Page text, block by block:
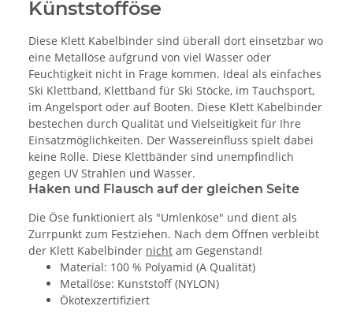
Künststofföse
Diese Klett Kabelbinder sind überall dort einsetzbar wo
eine Metallöse aufgrund von viel Wasser oder
Feuchtigkeit nicht in Frage kommen. Ideal als einfaches
Ski Klettband, Klettband für Ski Stöcke, im Tauchsport,
im Angelsport oder auf Booten. Diese Klett Kabelbinder
bestechen durch Qualität und Vielseitigkeit für Ihre
Einsatzmöglichkeiten. Der Wassereinfluss spielt dabei
keine Rolle. Diese Klettbänder sind unempfindlich
gegen UV Strahlen und Wasser.
Haken und Flausch auf der gleichen Seite
Die Öse funktioniert als "Umlenköse" und dient als
Zurrpunkt zum Festziehen. Nach dem Öffnen verbleibt
der Klett Kabelbinder nicht am Gegenstand!
Material: 100 % Polyamid (A Qualität)
Metallöse: Kunststoff (NYLON)
Ökotexzertifiziert